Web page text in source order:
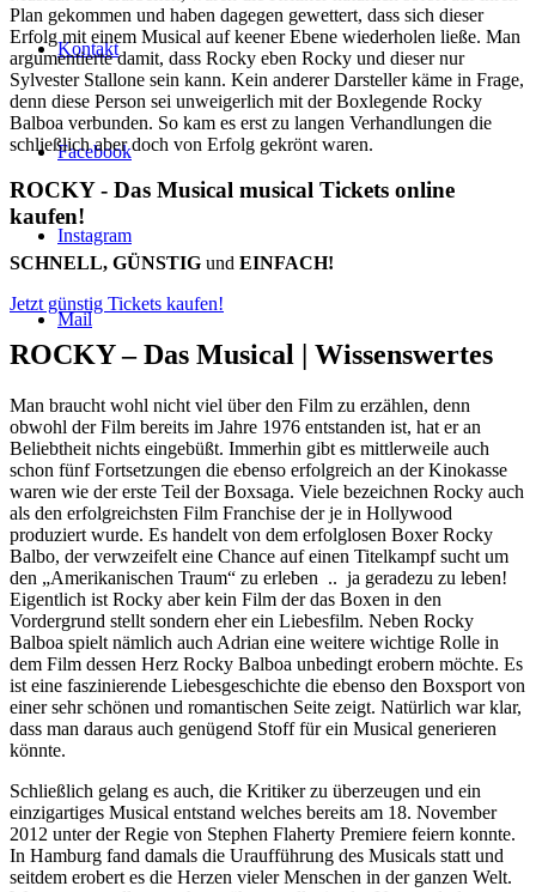
Kontakt
Facebook
Instagram
Mail
Plan gekommen und haben dagegen gewettert, dass sich dieser
Erfolg mit einem Musical auf keener Ebene wiederholen ließe. Man
argumentierte damit, dass Rocky eben Rocky und dieser nur
Sylvester Stallone sein kann. Kein anderer Darsteller käme in Frage,
denn diese Person sei unweigerlich mit der Boxlegende Rocky
Balboa verbunden. So kam es erst zu langen Verhandlungen die
schließlich aber doch von Erfolg gekrönt waren.
ROCKY - Das Musical musical Tickets online
kaufen!
SCHNELL, GÜNSTIG und EINFACH!
Jetzt günstig Tickets kaufen!
ROCKY – Das Musical | Wissenswertes
Man braucht wohl nicht viel über den Film zu erzählen, denn
obwohl der Film bereits im Jahre 1976 entstanden ist, hat er an
Beliebtheit nichts eingebüßt. Immerhin gibt es mittlerweile auch
schon fünf Fortsetzungen die ebenso erfolgreich an der Kinokasse
waren wie der erste Teil der Boxsaga. Viele bezeichnen Rocky auch
als den erfolgreichsten Film Franchise der je in Hollywood
produziert wurde. Es handelt von dem erfolglosen Boxer Rocky
Balbo, der verwzeifelt eine Chance auf einen Titelkampf sucht um
den „Amerikanischen Traum“ zu erleben .. ja geradezu zu leben!
Eigentlich ist Rocky aber kein Film der das Boxen in den
Vordergrund stellt sondern eher ein Liebesfilm. Neben Rocky
Balboa spielt nämlich auch Adrian eine weitere wichtige Rolle in
dem Film dessen Herz Rocky Balboa unbedingt erobern möchte. Es
ist eine faszinierende Liebesgeschichte die ebenso den Boxsport von
einer sehr schönen und romantischen Seite zeigt. Natürlich war klar,
dass man daraus auch genügend Stoff für ein Musical generieren
könnte.
Schließlich gelang es auch, die Kritiker zu überzeugen und ein
einzigartiges Musical entstand welches bereits am 18. November
2012 unter der Regie von Stephen Flaherty Premiere feiern konnte.
In Hamburg fand damals die Uraufführung des Musicals statt und
seitdem erobert es die Herzen vieler Menschen in der ganzen Welt.